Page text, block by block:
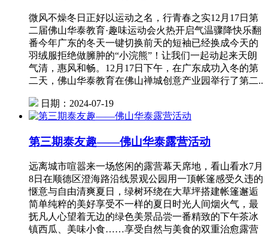
微风不燥冬日正好以运动之名，行青春之实12月17日第
二届佛山华泰教育·趣味运动会火热开启气温骤降快乐翻
番今年广东的冬天一键切换前天的短袖已经换成今天的
羽绒服拒绝做臃肿的“小浣熊”！让我们一起动起来天朗
气清，惠风和畅。12月17日下午，在广东成功入冬的第
二天，佛山华泰教育在佛山禅城创意产业园举行了第二..
日期：2024-07-19
第三期泰友趣——佛山华泰露营活动
远离城市喧嚣来一场悠闲的露营幕天席地，看山看水7月
8日在顺德区澄海路沿线景观公园用一顶帐篷感受久违的
惬意与自由清爽夏日，绿树环绕在大草坪搭建帐篷邂逅
简单纯粹的美好享受不一样的夏日时光人间烟火气，最
抚凡人心望着无边的绿色美景品尝一番精致的下午茶冰
镇西瓜、美味小食……享受自然与美食的双重治愈露营